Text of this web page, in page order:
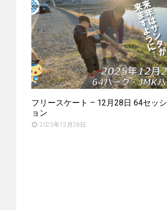
フリースケート – 12月28日 64セッシ
ョン
2025年12月28日